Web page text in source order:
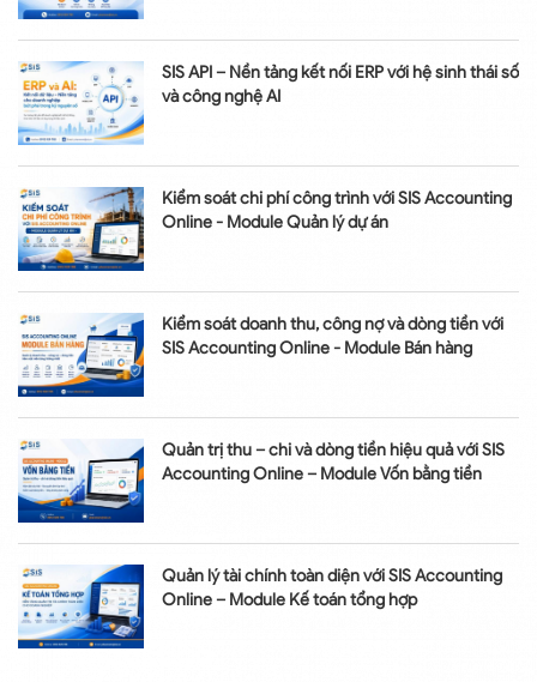
SIS API – Nền tảng kết nối ERP với hệ sinh thái số
và công nghệ AI
Kiểm soát chi phí công trình với SIS Accounting
Online - Module Quản lý dự án
Kiểm soát doanh thu, công nợ và dòng tiền với
SIS Accounting Online - Module Bán hàng
Quản trị thu – chi và dòng tiền hiệu quả với SIS
Accounting Online – Module Vốn bằng tiền
Quản lý tài chính toàn diện với SIS Accounting
Online – Module Kế toán tổng hợp